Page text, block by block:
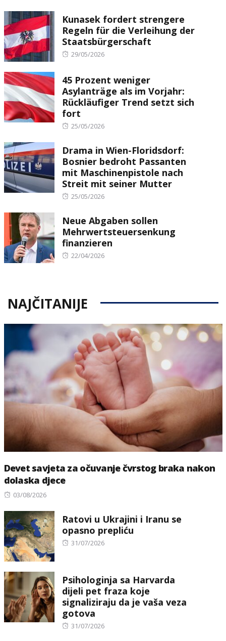
Kunasek fordert strengere
Regeln für die Verleihung der
Staatsbürgerschaft
Posted
29/05/2026
45 Prozent weniger
Asylanträge als im Vorjahr:
Rückläufiger Trend setzt sich
fort
Posted
25/05/2026
Drama in Wien-Floridsdorf:
Bosnier bedroht Passanten
mit Maschinenpistole nach
Streit mit seiner Mutter
Posted
25/05/2026
Neue Abgaben sollen
Mehrwertsteuersenkung
finanzieren
Posted
22/04/2026
NAJČITANIJE
Devet savjeta za očuvanje čvrstog braka nakon
dolaska djece
Posted
03/08/2026
Ratovi u Ukrajini i Iranu se
opasno prepliću
Posted
31/07/2026
Psihologinja sa Harvarda
dijeli pet fraza koje
signaliziraju da je vaša veza
gotova
Posted
31/07/2026